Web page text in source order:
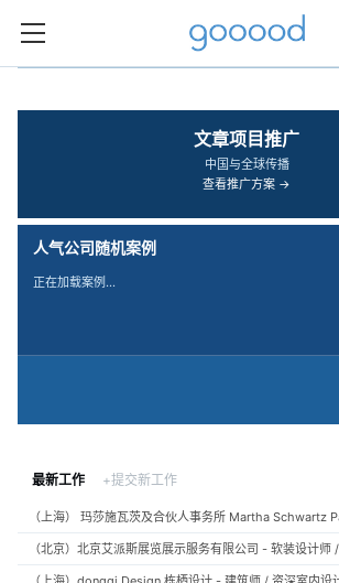
文章项目推广
中国与全球传播
查看推广方案 →
人气公司随机案例
正在加载案例…
最新工作 +提交新工作
（北京）北京艾派斯展览展示服务有限公司 - 软装设计师